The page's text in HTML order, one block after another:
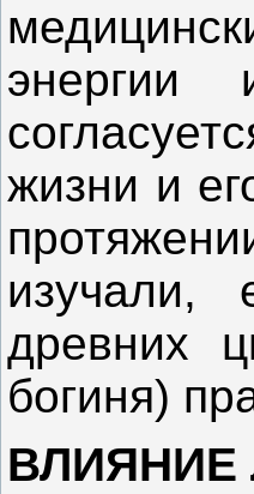
энергии
жизни и
изучали,
древних
богиня)
ВЛИЯНИЕ